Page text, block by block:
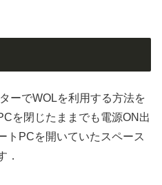
ーでWOLを利用する方法を
を閉じたままでも電源ON出
トPCを開いていたスペース
．